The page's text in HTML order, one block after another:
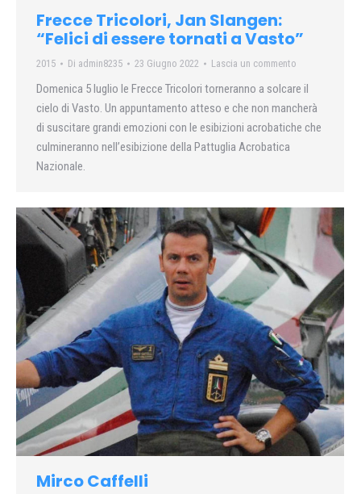
Frecce Tricolori, Jan Slangen:
“Felici di essere tornati a Vasto”
2015 Di admin8235 23 Giugno 2022 Lascia un commento
Domenica 5 luglio le Frecce Tricolori torneranno a solcare il
cielo di Vasto. Un appuntamento atteso e che non mancherà
di suscitare grandi emozioni con le esibizioni acrobatiche che
culmineranno nell’esibizione della Pattuglia Acrobatica
Nazionale.
Mirco Caffelli